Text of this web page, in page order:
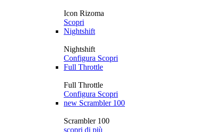
Icon Rizoma
Scopri
Nightshift
Nightshift
Configura Scopri
Full Throttle
Full Throttle
Configura Scopri
new Scrambler 100
Scrambler 100
scopri di più